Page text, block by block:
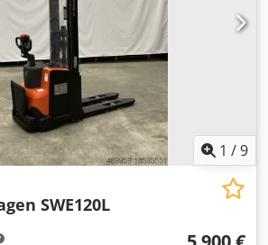
R Aqtspfx Ab Tjwa
1 /9
SWE120L